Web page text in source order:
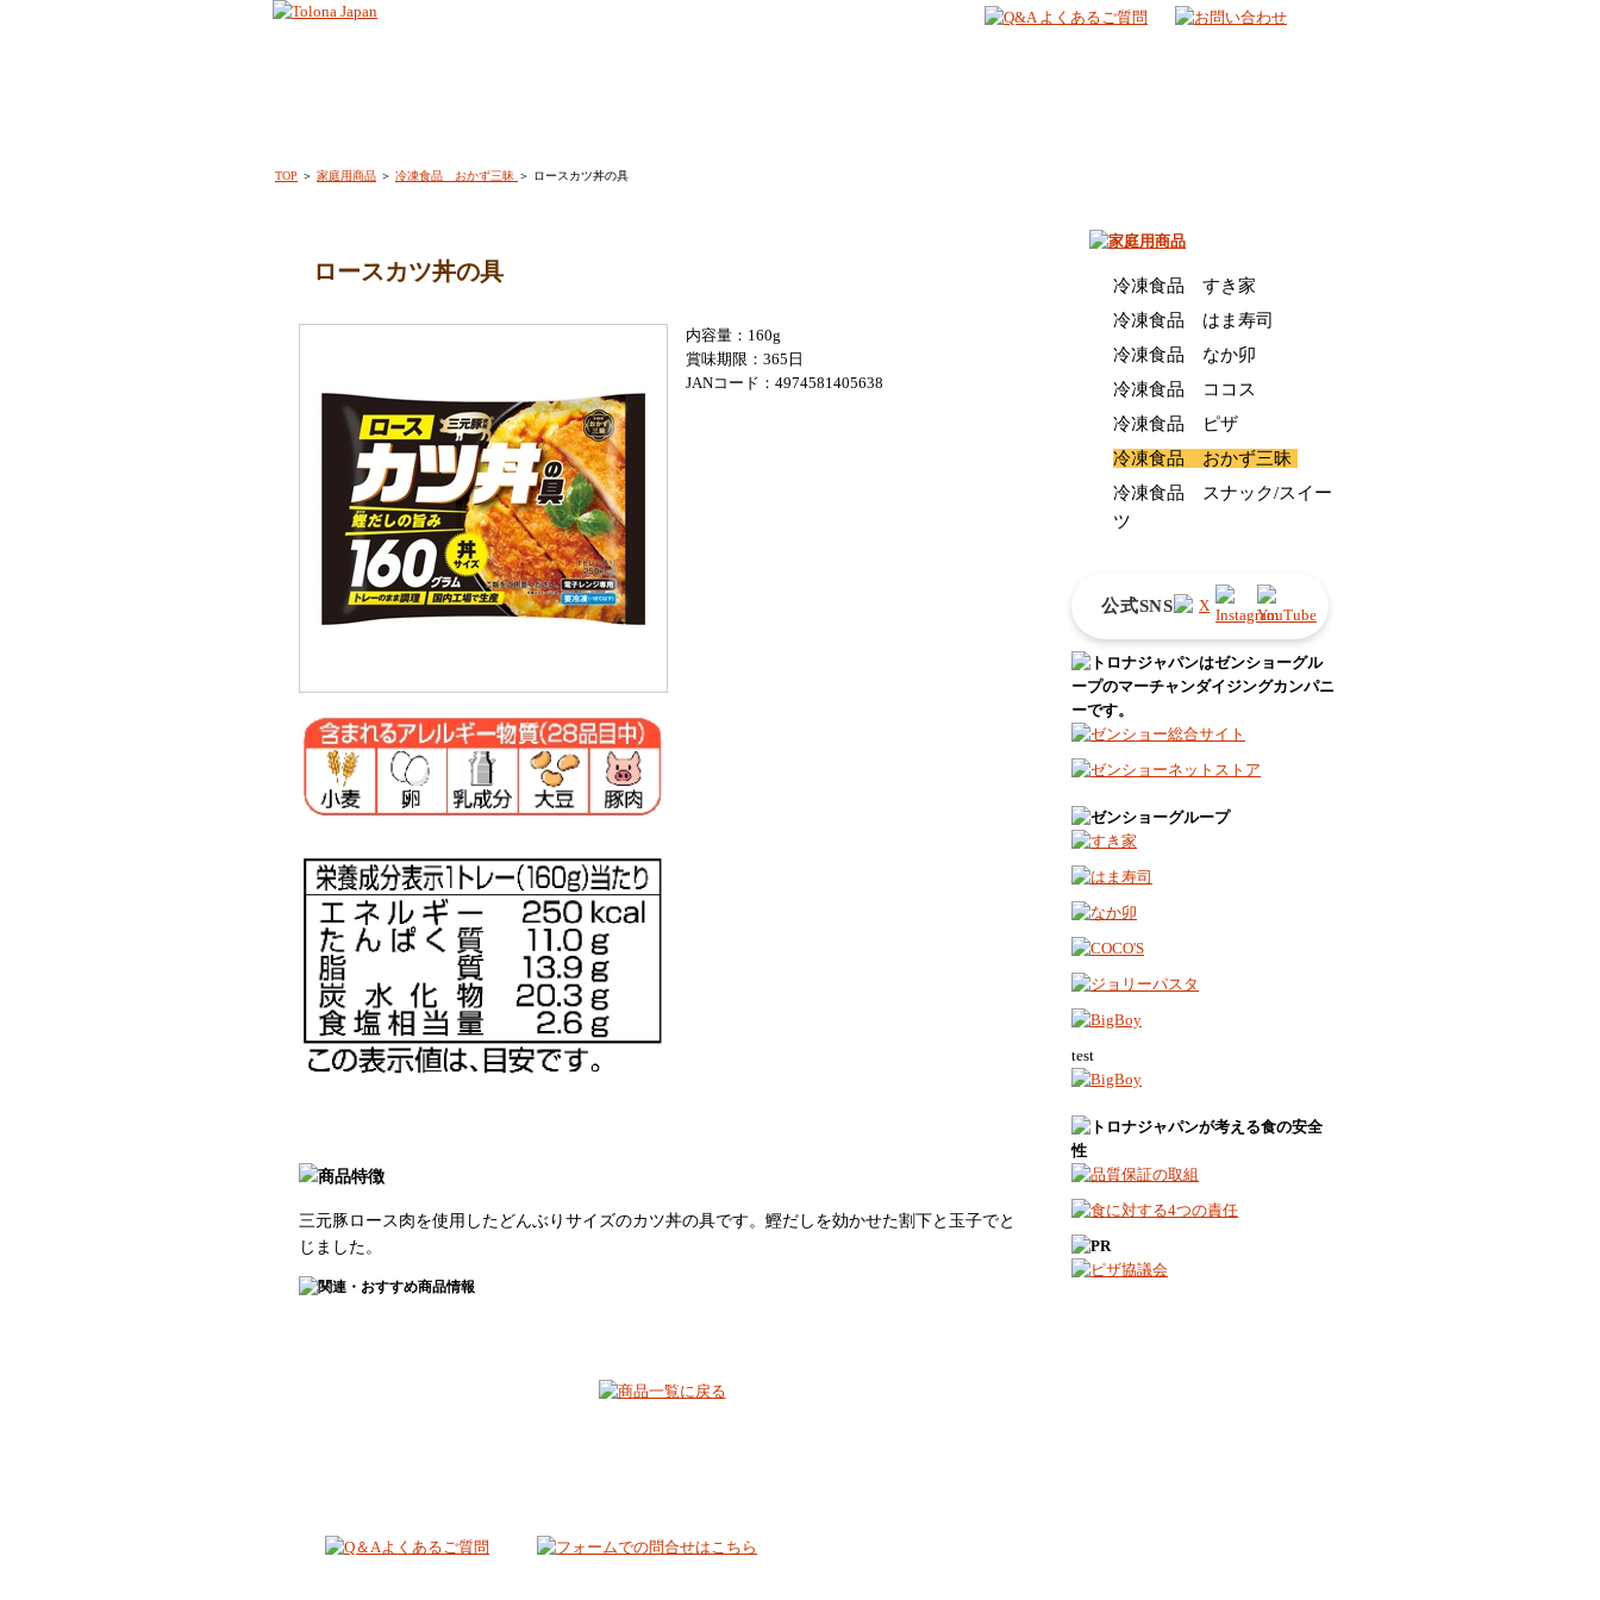
TOP ＞ 家庭用商品 ＞ 冷凍食品 おかず三昧 ＞ ロースカツ丼の具
ロースカツ丼の具
内容量：160g
賞味期限：365日
JANコード：4974581405638
三元豚ロース肉を使用したどんぶりサイズのカツ丼の具です。鰹だしを効かせた割下と玉子でと
じました。
冷凍食品 すき家
冷凍食品 はま寿司
冷凍食品 なか卯
冷凍食品 ココス
冷凍食品 ピザ
冷凍食品 おかず三昧
冷凍食品 スナック/スイー
ツ
公式SNS
test